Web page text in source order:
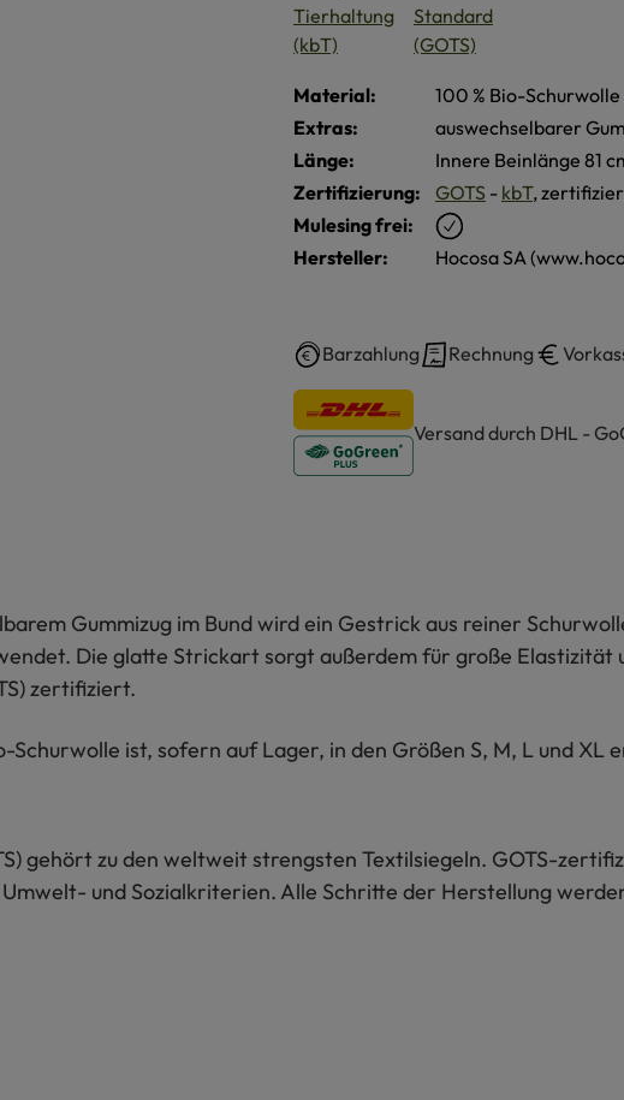
Material: 100 % Bio-Schurwolle
Extras:
auswechselbarer
Länge:
Innere Beinlänge 81
Zertifizierung:
GOTS - kbT,
Mulesing frei:
Hersteller:
Hocosa SA
Barzahlung Rechnung
Versand durch DHL -
Gummizug im Bund wird ein Gestrick aus reiner
Die glatte Strickart sorgt außerdem für große
zertifiziert.
ist, sofern auf Lager, in den Größen S, M, L und XL
gehört zu den weltweit strengsten Textilsiegeln. GOTS-
und Sozialkriterien. Alle Schritte der Herstellung